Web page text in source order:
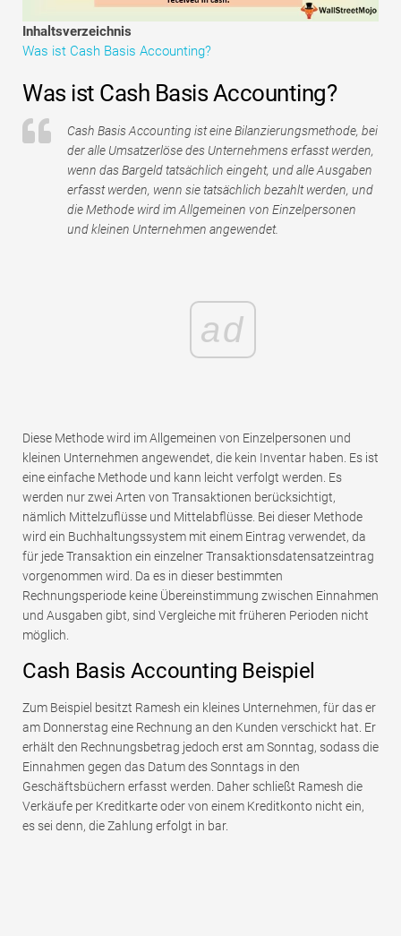
Vollständige Form
Risikomanagement-Tutorials
Inhaltsverzeichnis
Was ist Cash Basis Accounting?
Was ist Cash Basis Accounting?
Cash Basis Accounting ist eine Bilanzierungsmethode, bei
der alle Umsatzerlöse des Unternehmens erfasst werden,
wenn das Bargeld tatsächlich eingeht, und alle Ausgaben
erfasst werden, wenn sie tatsächlich bezahlt werden, und
die Methode wird im Allgemeinen von Einzelpersonen
und kleinen Unternehmen angewendet.
ad
Diese Methode wird im Allgemeinen von Einzelpersonen und
kleinen Unternehmen angewendet, die kein Inventar haben. Es ist
eine einfache Methode und kann leicht verfolgt werden. Es
werden nur zwei Arten von Transaktionen berücksichtigt,
nämlich Mittelzuflüsse und Mittelabflüsse. Bei dieser Methode
wird ein Buchhaltungssystem mit einem Eintrag verwendet, da
für jede Transaktion ein einzelner Transaktionsdatensatzeintrag
vorgenommen wird. Da es in dieser bestimmten
Rechnungsperiode keine Übereinstimmung zwischen Einnahmen
und Ausgaben gibt, sind Vergleiche mit früheren Perioden nicht
möglich.
Cash Basis Accounting Beispiel
Zum Beispiel besitzt Ramesh ein kleines Unternehmen, für das er
am Donnerstag eine Rechnung an den Kunden verschickt hat. Er
erhält den Rechnungsbetrag jedoch erst am Sonntag, sodass die
Einnahmen gegen das Datum des Sonntags in den
Geschäftsbüchern erfasst werden. Daher schließt Ramesh die
Verkäufe per Kreditkarte oder von einem Kreditkonto nicht ein,
es sei denn, die Zahlung erfolgt in bar.